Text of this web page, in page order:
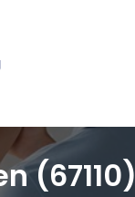
(67110)